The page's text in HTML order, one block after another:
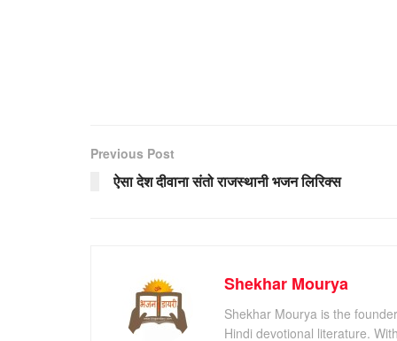
Previous Post
ऐसा देश दीवाना संतो राजस्थानी भजन लिरिक्स
Shekhar Mourya
Shekhar Mourya is the
Hindi devotional literature.